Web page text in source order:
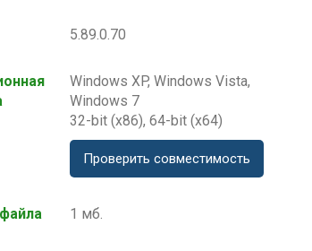
5.89.0.70
Windows XP, Windows Vista,
Windows 7
32-bit (x86), 64-bit (x64)
Проверить совместимость
1 мб.